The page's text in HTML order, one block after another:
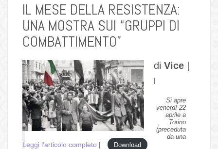
IL MESE DELLA RESISTENZA:
UNA MOSTRA SUI “GRUPPI DI
COMBATTIMENTO”
di Vice
Leggi l’articolo completo | Download
|
Si apre
venerdì 22
aprile a
Torino
(preceduta
da una